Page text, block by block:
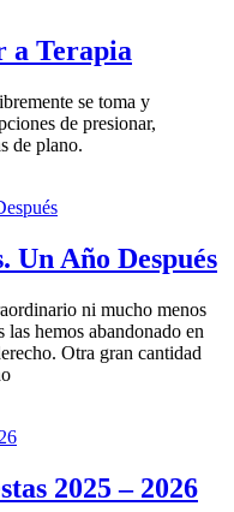
a Terapia
se toma y
de presionar,
de plano.
Un Año Después
ni mucho menos
hemos abandonado en
Otra gran cantidad
2025 – 2026